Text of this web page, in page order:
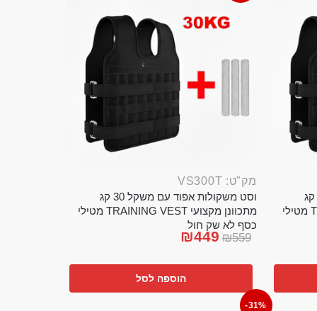
וסט משקולות אפוד עם משקל 20 קג
מתכוונן מקצועי TRAINING VEST מטילי
מק"ט: VS300T
וסט משקולות אפוד עם משקל 30 קג
מתכוונן מקצועי TRAINING VEST מטילי
כסף לא שק חול
₪559
₪449
הוספה לסל
-31%